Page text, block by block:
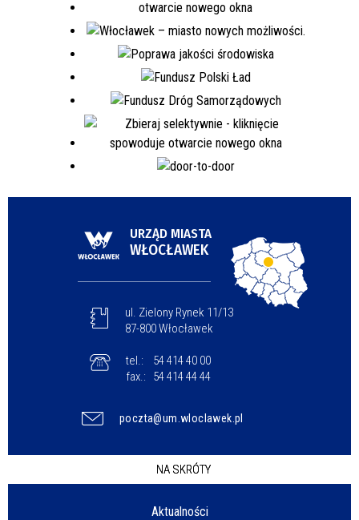
URZĄD MIASTA
WŁOCŁAWEK
ul. Zielony Rynek 11/13
87-800 Włocławek
tel.:
54 414 40 00
fax.:
54 414 44 44
poczta@um.wloclawek.pl
NA SKRÓTY
Aktualności